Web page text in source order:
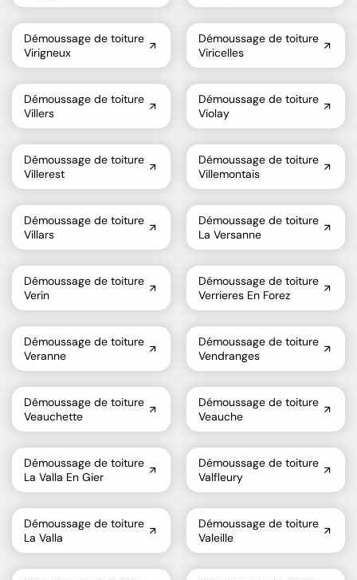
Démoussage de toiture
Virigneux
Démoussage de toiture
Viricelles
Démoussage de toiture
Villers
Démoussage de toiture
Violay
Démoussage de toiture
Villerest
Démoussage de toiture
Villemontais
Démoussage de toiture
Villars
Démoussage de toiture
La Versanne
Démoussage de toiture
Verin
Démoussage de toiture
Verrieres En Forez
Démoussage de toiture
Veranne
Démoussage de toiture
Vendranges
Démoussage de toiture
Veauchette
Démoussage de toiture
Veauche
Démoussage de toiture
La Valla En Gier
Démoussage de toiture
Valfleury
Démoussage de toiture
La Valla
Démoussage de toiture
Valeille